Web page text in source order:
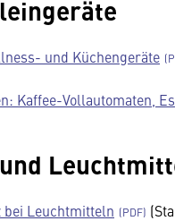
und Küchen­ge­räte
Kaffee-Vollautomaten,
bei Leucht­mit­teln